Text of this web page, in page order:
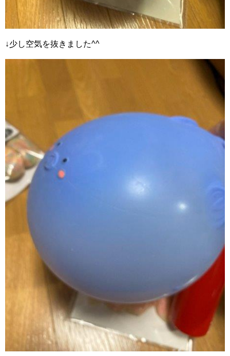
↓少し空気を抜きました^^